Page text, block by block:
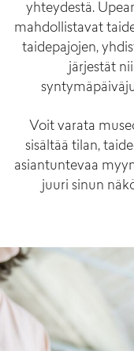
yhteydestä.
mahdollistavat
taidepajojen,
järjestät
Voit varata
sisältää tilan,
asiantuntevaa
juuri sinun